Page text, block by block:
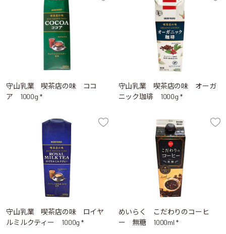
守山乳業 喫茶店の味 ココ
ア 1000g *
守山乳業 喫茶店の味 オーガ
ニック珈琲 1000g *
守山乳業 喫茶店の味 ロイヤ
ルミルクティー 1000g *
めいらく こだわりのコーヒ
ー 無糖 1000ml *